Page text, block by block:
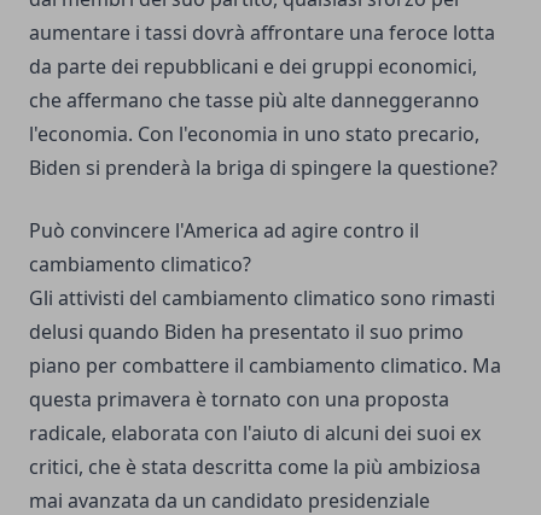
aumentare i tassi dovrà affrontare una feroce lotta
da parte dei repubblicani e dei gruppi economici,
che affermano che tasse più alte danneggeranno
l'economia. Con l'economia in uno stato precario,
Biden si prenderà la briga di spingere la questione?
Può convincere l'America ad agire contro il
cambiamento climatico?
Gli attivisti del cambiamento climatico sono rimasti
delusi quando Biden ha presentato il suo primo
piano per combattere il cambiamento climatico. Ma
questa primavera è tornato con una proposta
radicale, elaborata con l'aiuto di alcuni dei suoi ex
critici, che è stata descritta come la più ambiziosa
mai avanzata da un candidato presidenziale